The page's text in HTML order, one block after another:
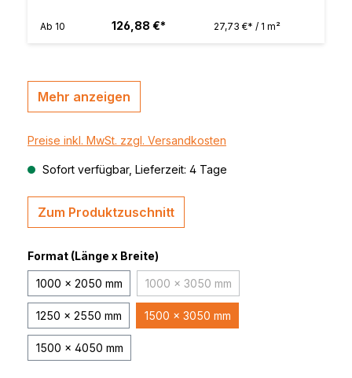
Ab 10 126,88 €* 27,73 €* / 1 m²
Mehr anzeigen
Preise inkl. MwSt. zzgl. Versandkosten
Sofort verfügbar, Lieferzeit: 4 Tage
Zum Produktzuschnitt
Format (Länge x Breite)
1000 x 2050 mm 1000 x 3050 mm(Diese Option ist zurzeit nicht
1250 x 2550 mm 1500 x 3050 mm
1500 x 4050 mm